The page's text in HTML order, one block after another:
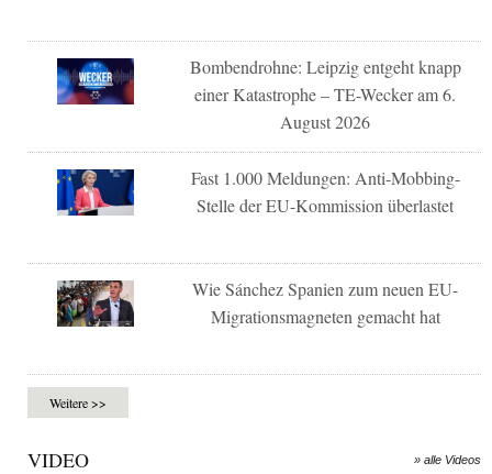
Bombendrohne: Leipzig entgeht knapp
einer Katastrophe – TE-Wecker am 6.
August 2026
Fast 1.000 Meldungen: Anti-Mobbing-
Stelle der EU-Kommission überlastet
Wie Sánchez Spanien zum neuen EU-
Migrationsmagneten gemacht hat
Weitere >>
VIDEO » alle Videos